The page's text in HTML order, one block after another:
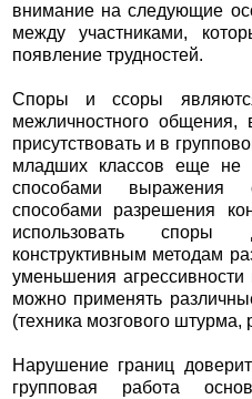
внимание на следующие
между участниками,
появление трудностей.
Споры и ссоры
межличностного
присутствовать и в
младших классов еще не
способами выражения
способами разрешения
использовать
конструктивным методам
уменьшения
можно применять
(техника мозгового штурма,
Нарушение границ
групповая работа